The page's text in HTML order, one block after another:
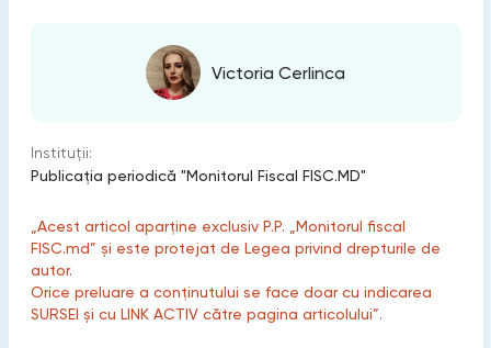
Victoria Cerlinca
Instituții:
Publicaţia periodică "Monitorul Fiscal FISC.MD"
„Acest articol aparține exclusiv P.P. „Monitorul fiscal
FISC.md” și este protejat de Legea privind drepturile de
autor.
Orice preluare a conținutului se face doar cu indicarea
SURSEI și cu LINK ACTIV către pagina articolului”.